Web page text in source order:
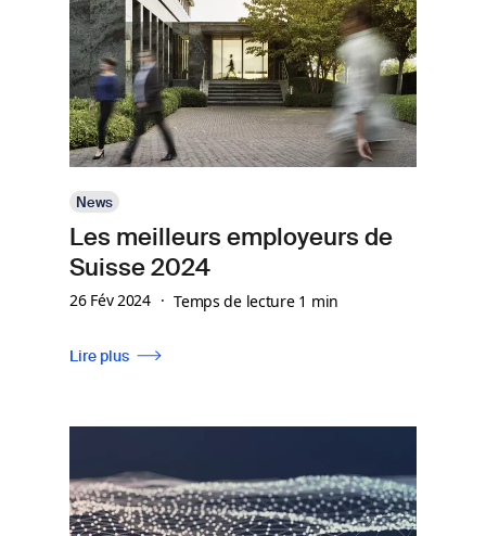
News
Les meilleurs employeurs de
Suisse 2024
26 Fév 2024 Temps de lecture 1 min
Lire plus